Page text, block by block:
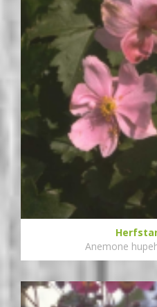
Anemone